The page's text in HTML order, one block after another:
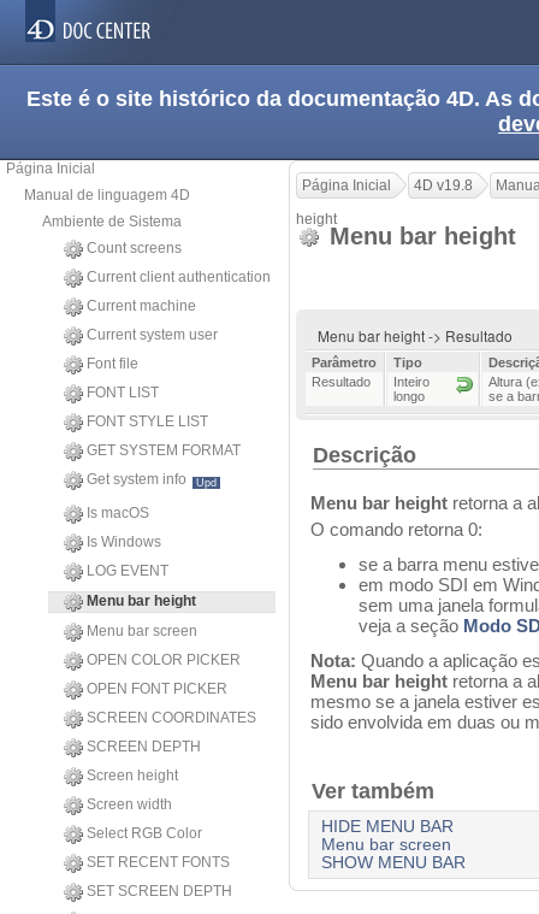
Este é o site histórico da documentação 4D. As
Página Inicial
Manual de linguagem 4D
Ambiente de Sistema
Count screens
Current client authentication
Current machine
Current system user
Font file
FONT LIST
FONT STYLE LIST
GET SYSTEM FORMAT
Get system info
Upd
Is macOS
Is Windows
LOG EVENT
Menu bar height
Menu bar screen
OPEN COLOR PICKER
OPEN FONT PICKER
SCREEN COORDINATES
SCREEN DEPTH
Screen height
Screen width
Select RGB Color
SET RECENT FONTS
SET SCREEN DEPTH
Página Inicial 4D v19.8
height
Menu bar height
Menu bar height -> Resultado
Parâmetro Tipo
Resultado
Inteiro
longo
Altura
se a
Descrição
Menu bar height retorna a
O comando retorna 0:
se a barra menu
em modo SDI em
sem uma janela
veja a seção Modo
Nota: Quando a aplicação
Menu bar height retorna a
mesmo se a janela estiver
sido envolvida em duas ou
Ver também
HIDE MENU BAR
Menu bar screen
SHOW MENU BAR